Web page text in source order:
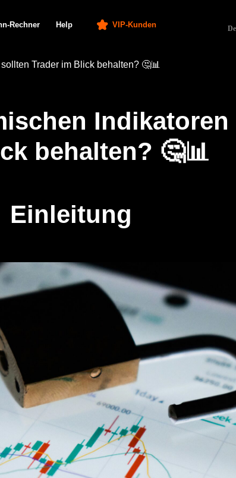
VIP-Kunden
Help
Trader im Blick behalten? 🤔📊
behalten? 🤔📊
Einleitung